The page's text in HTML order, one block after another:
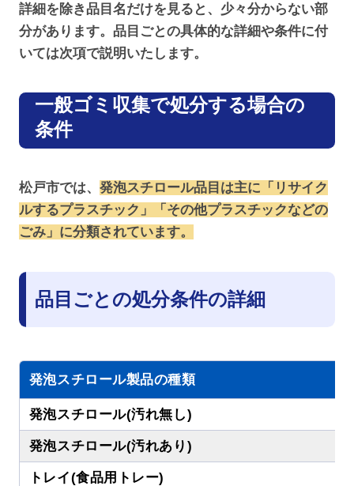
詳細を除き品目名だけを見ると、少々分からない部
分があります。品目ごとの具体的な詳細や条件に付
いては次項で説明いたします。
一般ゴミ収集で処分する場合の
条件
松戸市では、 発泡スチロール品目は主に「リサイク
ルするプラスチック」「その他プラスチックなどの
ごみ」に分類されています。
品目ごとの処分条件の詳細
発泡スチロール製品の種類
発泡スチロール(汚れ無し)
発泡スチロール(汚れあり)
トレイ(食品用トレー)